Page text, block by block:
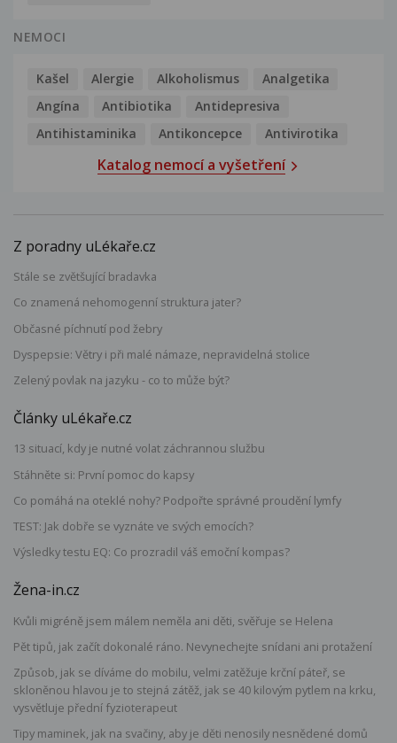
NEMOCI
Kašel Alergie Alkoholismus
Analgetika
Angína
Antibiotika
Antidepresiva
Antihistaminika
Antikoncepce Antivirotika
Katalog nemocí a vyšetření
Z poradny uLékaře.cz
Stále se zvětšující bradavka
Co znamená nehomogenní struktura jater?
Občasné píchnutí pod žebry
Dyspepsie: Větry i při malé námaze, nepravidelná stolice
Zelený povlak na jazyku - co to může být?
Články uLékaře.cz
13 situací, kdy je nutné volat záchrannou službu
Stáhněte si: První pomoc do kapsy
Co pomáhá na oteklé nohy? Podpořte správné proudění lymfy
TEST: Jak dobře se vyznáte ve svých emocích?
Výsledky testu EQ: Co prozradil váš emoční kompas?
Žena-in.cz
Kvůli migréně jsem málem neměla ani děti, svěřuje se Helena
Pět tipů, jak začít dokonalé ráno. Nevynechejte snídani ani protažení
Způsob, jak se díváme do mobilu, velmi zatěžuje krční páteř, se
skloněnou hlavou je to stejná zátěž, jak se 40 kilovým pytlem na krku,
vysvětluje přední fyzioterapeut
Tipy maminek, jak na svačiny, aby je děti nenosily nesnědené domů